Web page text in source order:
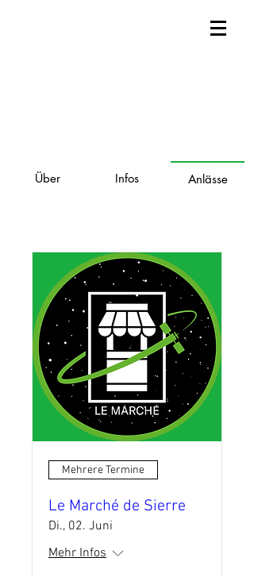
Über Infos Anlässe
Mehrere Termine
Le Marché de Sierre
Di., 02. Juni
Mehr Infos